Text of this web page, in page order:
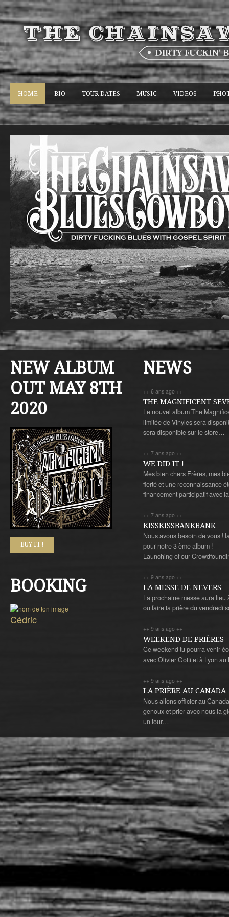
HOME BIO TOUR DATES MUSIC VIDEOS
NEW ALBUM
OUT MAY 8TH
2020
BUY IT !
BOOKING
Cédric
NEWS
++ 6 ans ago ++
THE MAGNIFICENT
Le nouvel album The
limitée de Vinyles sera
sera disponible sur le store…
++ 7 ans ago ++
WE DID IT !
Mes bien chers Frères, mes
fierté et une reconnaissance
financement participatif avec
++ 7 ans ago ++
KISSKISSBANKBANK
Nous avons besoin de vous !
pour notre 3 ème
Launching of our
++ 9 ans ago ++
LA MESSE DE NEVERS
La prochaine messe aura lieu
ou faire ta prière du vendredi
++ 9 ans ago ++
WEEKEND DE PRIÈRES
Ce weekend tu pourra venir
avec Olivier Gotti et à Lyon
++ 9 ans ago ++
LA PRIÈRE AU CANADA
Nous allons officier au
genoux et prier avec nous la
un tour…